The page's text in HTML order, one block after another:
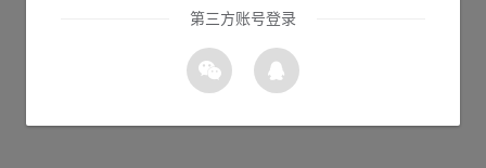
第三方账号登录